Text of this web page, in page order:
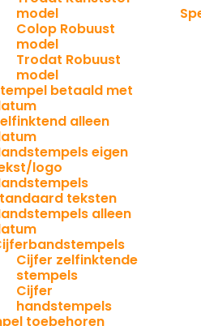
model
Colop Robuust
model
Trodat Robuust
model
betaald met
alleen
eigen
logo
teksten
alleen
Cijfer zelfinktende
stempels
Cijfer
handstempels
toebehoren